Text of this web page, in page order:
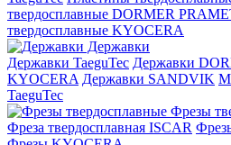
твердосплавные DORMER
твердосплавные KYOCERA
Державки
Державки TaeguTec Державки
KYOCERA Державки SANDVIK
TaeguTec
Фрезы
Фреза твердосплавная ISCAR